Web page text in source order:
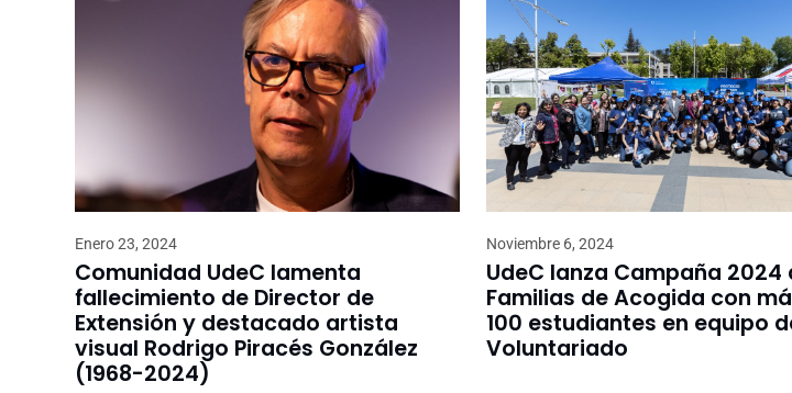
Enero 23, 2024
Comunidad UdeC lamenta
fallecimiento de Director de
Extensión y destacado artista
visual Rodrigo Piracés González
(1968-2024)
Noviembre 6, 2024
UdeC lanza Campaña 2024
Familias de Acogida con
100 estudiantes en equipo
Voluntariado